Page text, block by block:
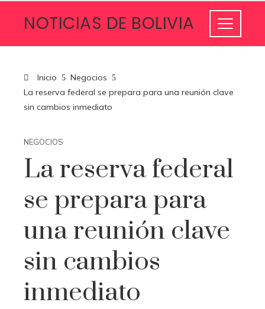
NOTICIAS DE BOLIVIA
Inicio
Negocios
La reserva federal se prepara para una reunión clave
sin cambios inmediato
NEGOCIOS
La reserva federal
se prepara para
una reunión clave
sin cambios
inmediato